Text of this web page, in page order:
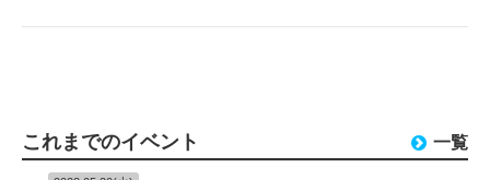
これまでのイベント 一覧